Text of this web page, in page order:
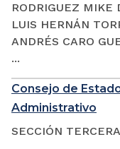
RODRIGUEZ MIKE
LUIS HERNÁN
ANDRÉS CARO
...
Consejo de
Administrativo
SECCIÓN